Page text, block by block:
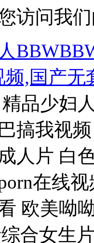
访问我
频,国产无